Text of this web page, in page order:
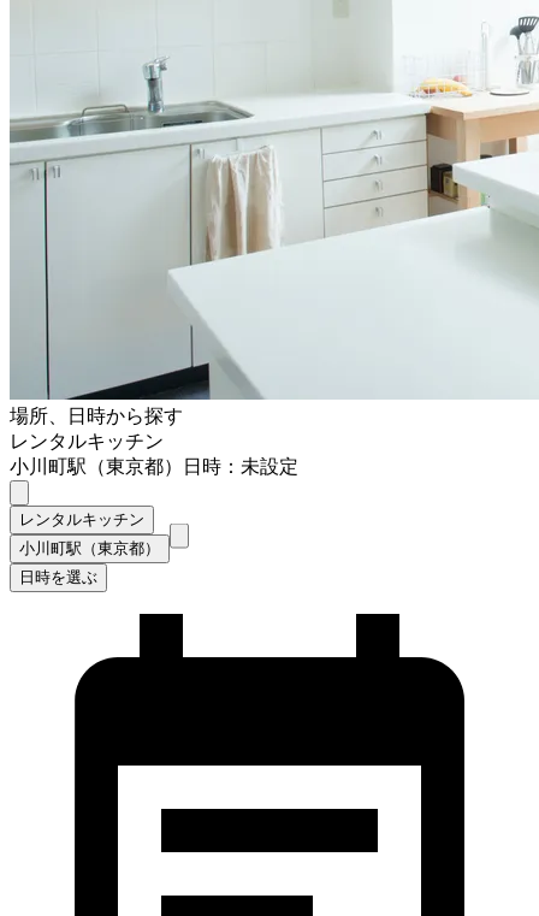
場所、日時から探す
レンタルキッチン
小川町駅（東京都）
日時：未設定
レンタルキッチン
小川町駅（東京都）
日時を選ぶ